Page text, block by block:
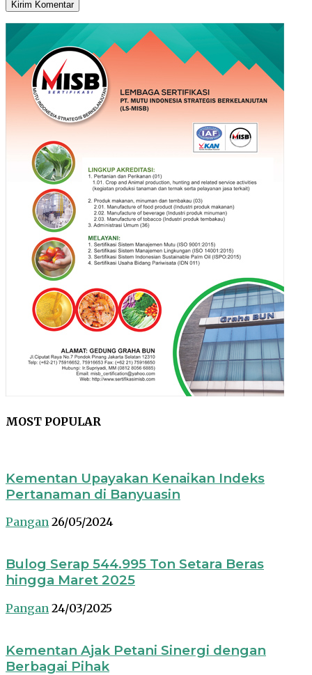
MOST POPULAR
Kementan Upayakan Kenaikan Indeks
Pertanaman di Banyuasin
Pangan 26/05/2024
Bulog Serap 544.995 Ton Setara Beras
hingga Maret 2025
Pangan 24/03/2025
Kementan Ajak Petani Sinergi dengan
Berbagai Pihak